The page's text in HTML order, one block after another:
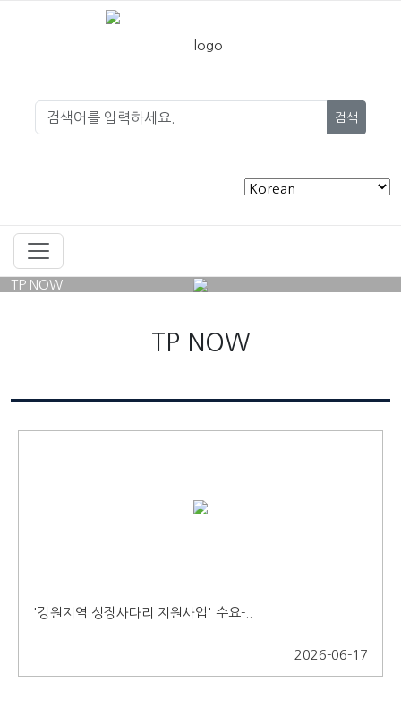
검색
TP NOW
TP NOW
'강원지역 성장사다리 지원사업' 수요-..
2026-06-17